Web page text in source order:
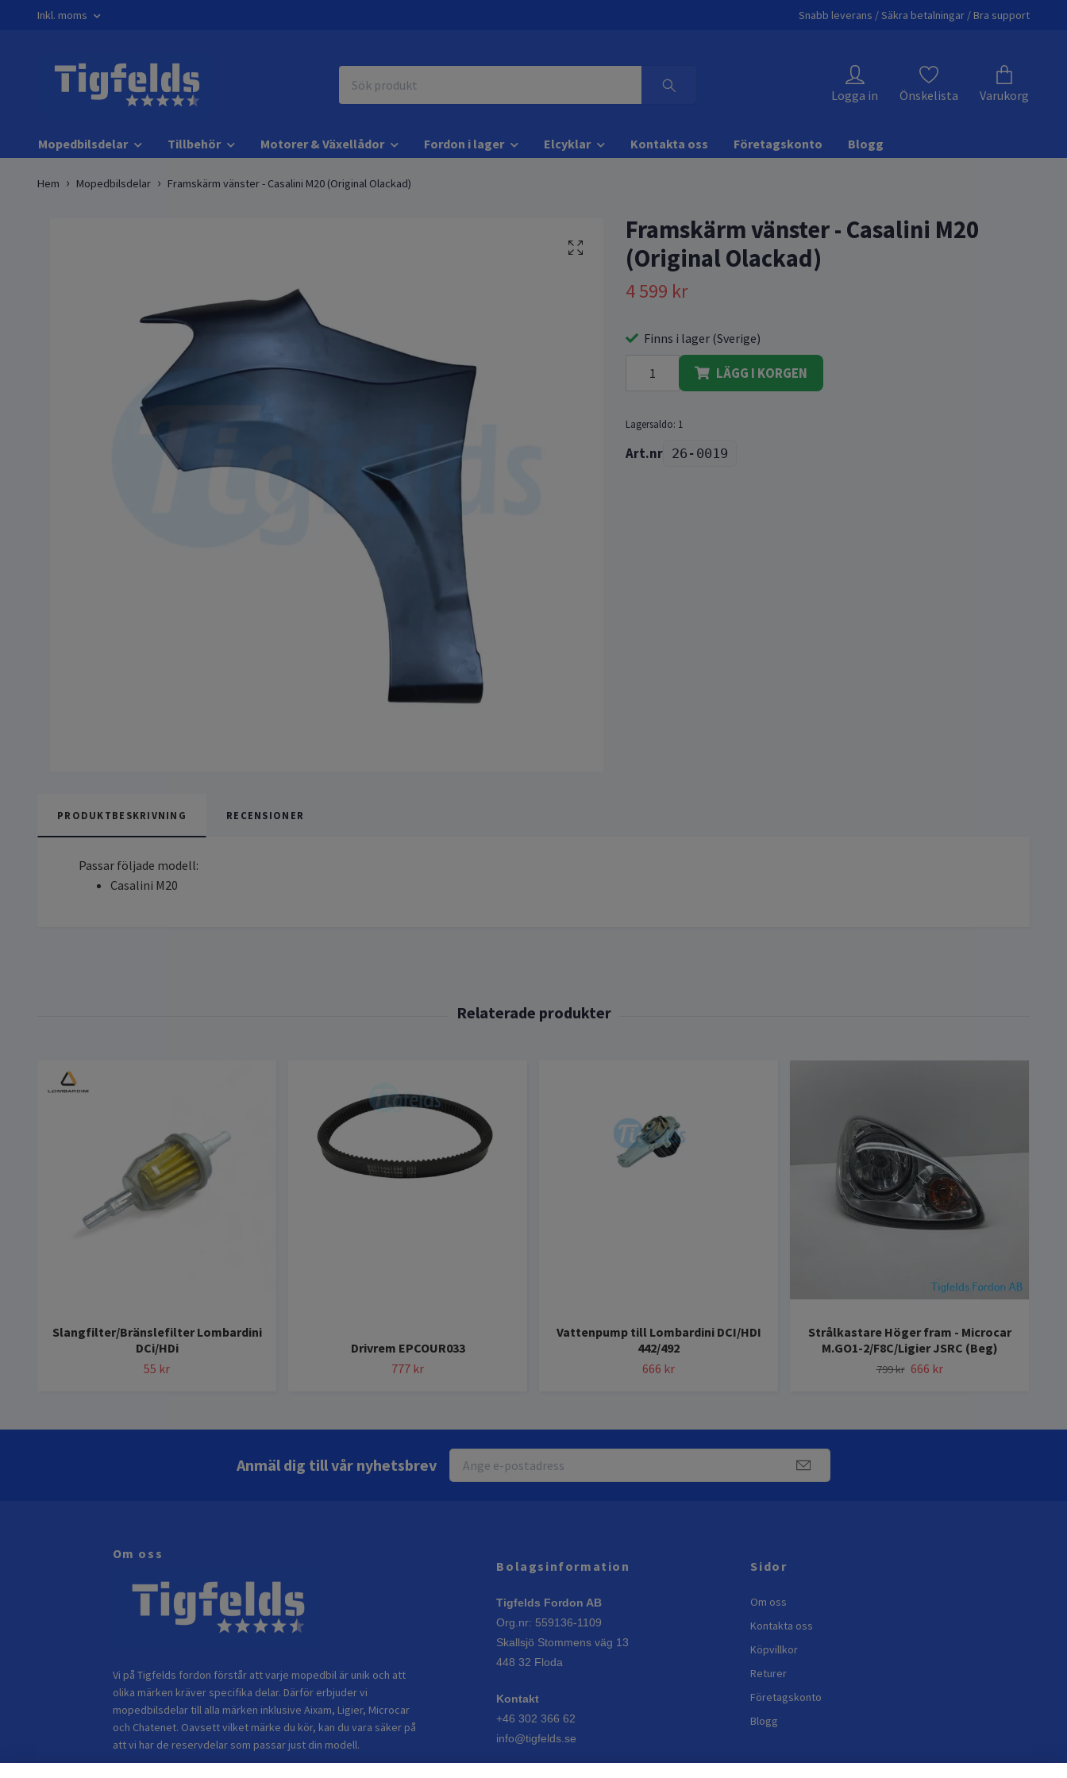
Inkl. moms Snabb leverans / Säkra betalningar / Bra support
Logga in Önskelista Varukorg
Mopedbilsdelar Tillbehör Motorer & Växellådor Fordon i lager Elcyklar Kontakta oss Företagskonto Blogg
Hem Mopedbilsdelar Framskärm vänster - Casalini M20 (Original Olackad)
Framskärm vänster - Casalini M20
(Original Olackad)
4 599 kr
Finns i lager (Sverige)
LÄGG I KORGEN
Lagersaldo: 1
26-0019
PRODUKTBESKRIVNING RECENSIONER
Passar följade modell:
Casalini M20
Slangfilter/Bränslefilter Lombardini
DCi/HDi
55 kr
Drivrem EPCOUR033
777 kr
Vattenpump till Lombardini DCI/HDI
442/492
666 kr
Strålkastare Höger fram - Microcar
M.GO1-2/F8C/Ligier JSRC (Beg)
799 kr 666 kr
Anmäl dig till vår nyhetsbrev
Om oss
Vi på Tigfelds fordon förstår att varje mopedbil är unik och att
olika märken kräver specifika delar. Därför erbjuder vi
mopedbilsdelar till alla märken inklusive Aixam, Ligier, Microcar
och Chatenet. Oavsett vilket märke du kör, kan du vara säker på
att vi har de reservdelar som passar just din modell.
Bolagsinformation
Tigfelds Fordon AB
Org.nr: 559136-1109
Skallsjö Stommens väg 13
448 32 Floda
Kontakt
+46 302 366 62
info@tigfelds.se
Sidor
Om oss
Kontakta oss
Köpvillkor
Returer
Företagskonto
Blogg